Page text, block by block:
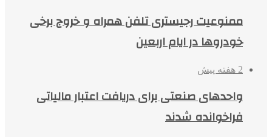
ممنوعیت رجیستری تلفن همراه و خروج برخی
خودروها در ایام اربعین
2 هفته پیش
واحدهای صنعتی برای دریافت اعتبار مالیاتی
فراخوانده شدند